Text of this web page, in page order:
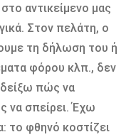
αντικείµενο µας
Στον πελάτη, ο
τη δήλωση του ή
φόρου κλπ., δεν
πώς να
να σπείρει. Έχω
το φθηνό κοστίζει